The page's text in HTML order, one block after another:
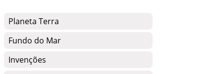
Planeta Terra
Fundo do Mar
Invenções